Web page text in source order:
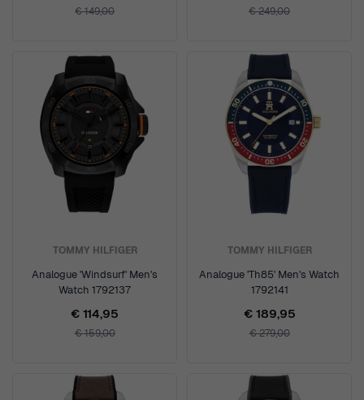
€ 149,00 € 249,00
TOMMY HILFIGER
Analogue 'Windsurf' Men's
Watch 1792137
€ 114,95
€ 159,00
TOMMY HILFIGER
Analogue 'Th85' Men's Watch
1792141
€ 189,95
€ 279,00